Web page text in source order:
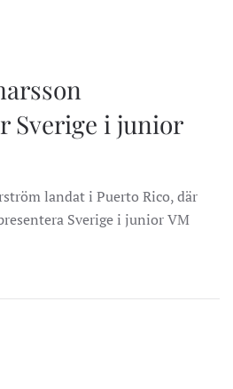
Sverige i junior
landat i Puerto Rico, där
Sverige i junior VM